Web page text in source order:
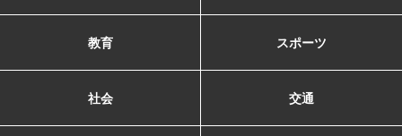
教育 スポーツ
社会 交通